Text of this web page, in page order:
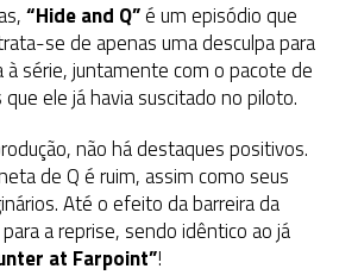
“Hide and Q”é um episódio que
se de apenas uma desculpa para
à série, juntamente com o pacote de
ele já havia suscitado no piloto.
não há destaques positivos.
de Q é ruim, assim como seus
Até o efeito da barreira da
a reprise, sendo idêntico ao já
at Farpoint”!